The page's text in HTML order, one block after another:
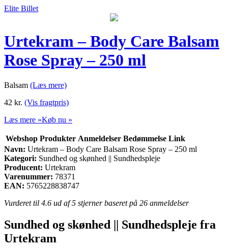
Elite Billet
Urtekram – Body Care Balsam
Rose Spray – 250 ml
Balsam (Læs mere)
42 kr. (Vis fragtpris)
Læs mere »Køb nu »
Webshop Produkter Anmeldelser Bedømmelse Link
Navn: Urtekram – Body Care Balsam Rose Spray – 250 ml
Kategori: Sundhed og skønhed || Sundhedspleje
Producent: Urtekram
Varenummer: 78371
EAN: 5765228838747
Vurderet til 4.6 ud af 5 stjerner baseret på 26 anmeldelser
Sundhed og skønhed || Sundhedspleje fra
Urtekram